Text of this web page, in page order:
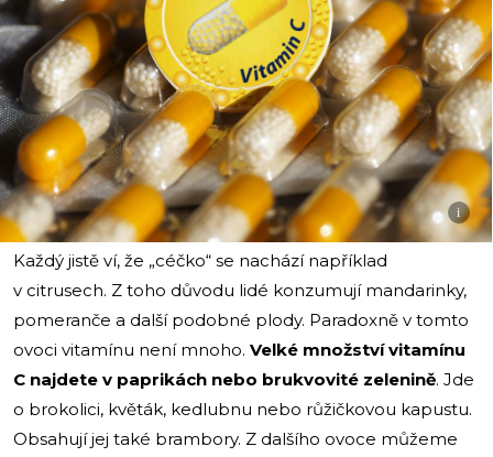
i
Každý jistě ví, že „céčko“ se nachází například
v citrusech. Z toho důvodu lidé konzumují mandarinky,
pomeranče a další podobné plody. Paradoxně v tomto
ovoci vitamínu není mnoho. Velké množství vitamínu
C najdete v paprikách nebo brukvovité zelenině. Jde
o brokolici, květák, kedlubnu nebo růžičkovou kapustu.
Obsahují jej také brambory. Z dalšího ovoce můžeme